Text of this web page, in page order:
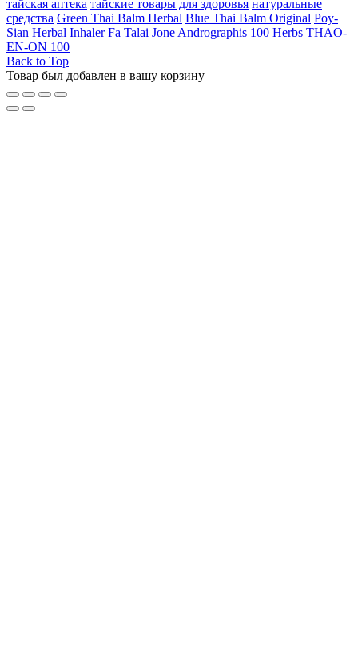
тайская аптека тайские товары для здоровья натуральные
средства Green Thai Balm Herbal Blue Thai Balm Original Poy-
Sian Herbal Inhaler Fa Talai Jone Andrographis 100 Herbs THAO-
EN-ON 100
Back to Top
Товар был добавлен в вашу корзину